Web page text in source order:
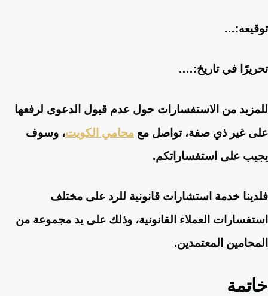
توقيعه:…
تحريرًا في تاريخ:….
للمزيد من الاستفسارات حول عدم قبول الدعوى لرفعها
على غير ذي صفة، تواصل مع محامي الكويت، وسوف
يجيب على استفساراتكم.
فلدينا خدمة استشارات قانونية للرد على مختلف
استفسارات العملاء القانونية، وذلك على يد مجموعة من
المحامين المعتمدين.
خاتمة